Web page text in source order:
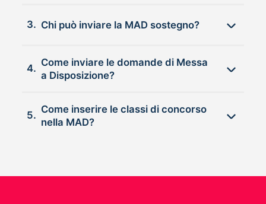
3. Chi può inviare la MAD sostegno?
4.
Come inviare le domande di Messa
a Disposizione?
5.
Come inserire le classi di concorso
nella MAD?